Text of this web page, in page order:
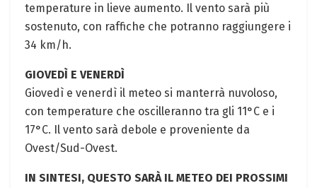
temperature in lieve aumento. Il vento sarà più
sostenuto, con raffiche che potranno raggiungere i
34 km/h.
GIOVEDÌ E VENERDÌ
Giovedì e venerdì il meteo si manterrà nuvoloso,
con temperature che oscilleranno tra gli 11°C e i
17°C. Il vento sarà debole e proveniente da
Ovest/Sud-Ovest.
IN SINTESI, QUESTO SARÀ IL METEO DEI PROSSIMI